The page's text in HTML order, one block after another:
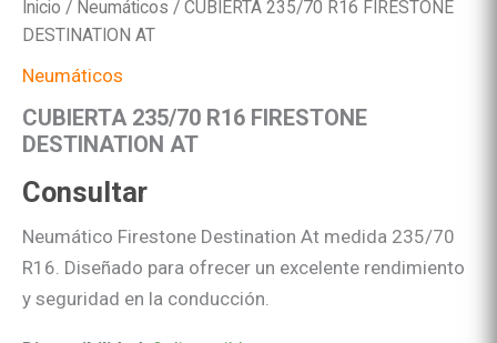
Inicio / Neumáticos / CUBIERTA 235/70 R16 FIRESTONE
DESTINATION AT
Neumáticos
CUBIERTA 235/70 R16 FIRESTONE
DESTINATION AT
Consultar
Neumático Firestone Destination At medida 235/70
R16. Diseñado para ofrecer un excelente rendimiento
y seguridad en la conducción.